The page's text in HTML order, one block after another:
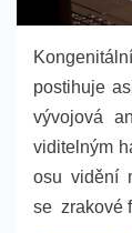
postihuje
vývojová
viditelným
osu vidění
se zrakové